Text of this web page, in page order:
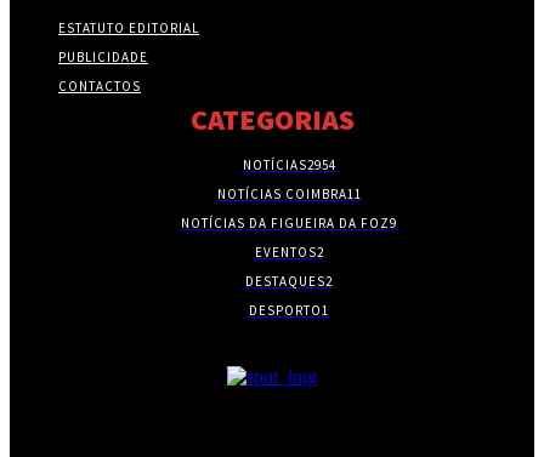
ESTATUTO EDITORIAL
PUBLICIDADE
CONTACTOS
CATEGORIAS
NOTÍCIAS2954
NOTÍCIAS COIMBRA11
NOTÍCIAS DA FIGUEIRA DA FOZ9
EVENTOS2
DESTAQUES2
DESPORTO1